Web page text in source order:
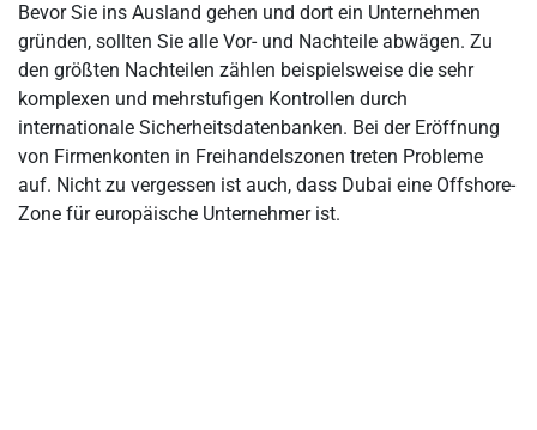
Bevor Sie ins Ausland gehen und dort ein Unternehmen
gründen, sollten Sie alle Vor- und Nachteile abwägen. Zu
den größten Nachteilen zählen beispielsweise die sehr
komplexen und mehrstufigen Kontrollen durch
internationale Sicherheitsdatenbanken. Bei der Eröffnung
von Firmenkonten in Freihandelszonen treten Probleme
auf. Nicht zu vergessen ist auch, dass Dubai eine Offshore-
Zone für europäische Unternehmer ist.